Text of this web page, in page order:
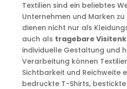
Textilien sind ein beliebtes
Unternehmen und Marken
dienen nicht nur als
auch als tragebare
individuelle Gestaltung und
Verarbeitung können
Sichtbarkeit und Reichweite
bedruckte T-Shirts,